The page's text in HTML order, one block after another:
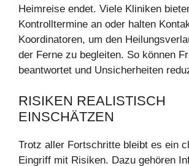
Heimreise endet. Viele Kliniken
Kontrolltermine an oder halten
Koordinatoren, um den
der Ferne zu begleiten. So können
beantwortet und Unsicherheiten
RISIKEN REALISTISCH
EINSCHÄTZEN
Trotz aller Fortschritte bleibt es ein
Eingriff mit Risiken. Dazu gehören